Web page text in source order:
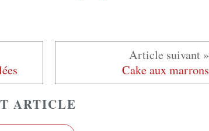
Cake aux marrons
ARTICLE